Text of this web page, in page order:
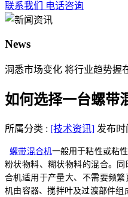
联系我们 电话咨询
News
洞悉市场变化 将行业趋势握
如何选择一台螺带
所属分类 : [技术资讯] 发布时
螺带混合机一般用于粘性或粘
粉状物料、糊状物料的混合。
合机适用于产量大、不需要频
机由容器、搅拌叶及过渡部件组